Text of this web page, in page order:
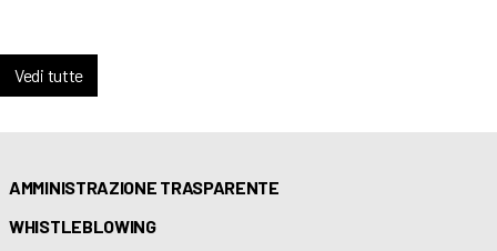
Vedi tutte
AMMINISTRAZIONE TRASPARENTE
WHISTLEBLOWING